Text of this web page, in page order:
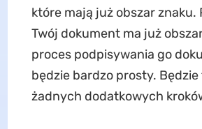
które mają już obszar znaku.
Twój dokument ma już
proces podpisywania go
będzie bardzo prosty. Będzie
żadnych dodatkowych